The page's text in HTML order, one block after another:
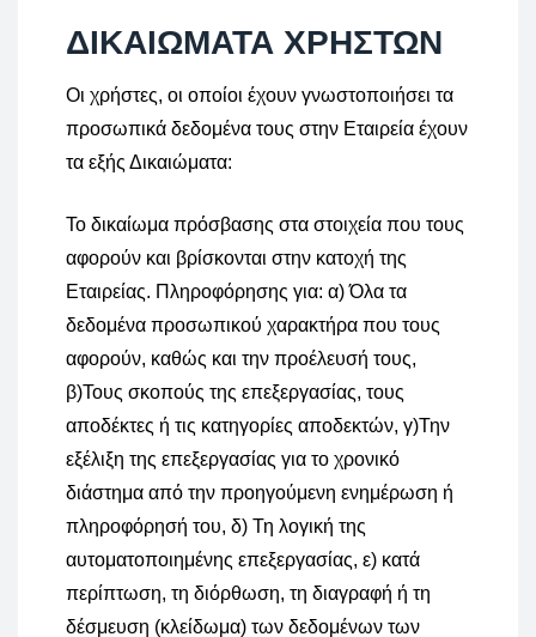
ΔΙΚΑΙΩΜΑΤΑ ΧΡΗΣΤΩΝ
Οι χρήστες, οι οποίοι έχουν γνωστοποιήσει τα
προσωπικά δεδομένα τους στην Εταιρεία έχουν
τα εξής Δικαιώματα:
Το δικαίωμα πρόσβασης στα στοιχεία που τους
αφορούν και βρίσκονται στην κατοχή της
Εταιρείας. Πληροφόρησης για: α) Όλα τα
δεδομένα προσωπικού χαρακτήρα που τους
αφορούν, καθώς και την προέλευσή τους,
β)Τους σκοπούς της επεξεργασίας, τους
αποδέκτες ή τις κατηγορίες αποδεκτών, γ)Την
εξέλιξη της επεξεργασίας για το χρονικό
διάστημα από την προηγούμενη ενημέρωση ή
πληροφόρησή του, δ) Τη λογική της
αυτοματοποιημένης επεξεργασίας, ε) κατά
περίπτωση, τη διόρθωση, τη διαγραφή ή τη
δέσμευση (κλείδωμα) των δεδομένων των